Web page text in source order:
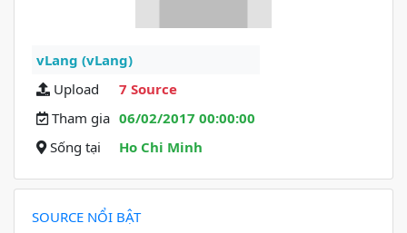
vLang (vLang)
Upload
7 Source
Tham gia 06/02/2017 00:00:00
Sống tại
Ho Chi Minh
SOURCE NỔI BẬT